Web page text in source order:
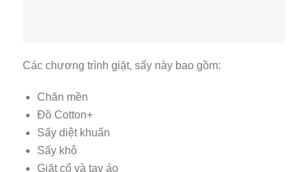
Các chương trình giặt, sấy này bao gồm:
Chăn mền
Đồ Cotton+
Sấy diệt khuẩn
Sấy khô
Giặt cổ và tay áo